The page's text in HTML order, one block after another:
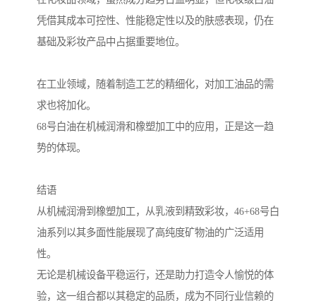
凭借其成本可控性、性能稳定性以及的肤感表现，仍在
基础及彩妆产品中占据重要地位。
在工业领域，随着制造工艺的精细化，对加工油品的需
求也将加化。
68号白油在机械润滑和橡塑加工中的应用，正是这一趋
势的体现。
结语
从机械润滑到橡塑加工，从乳液到精致彩妆，46+68号白
油系列以其多面性能展现了高纯度矿物油的广泛适用
性。
无论是机械设备平稳运行，还是助力打造令人愉悦的体
验，这一组合都以其稳定的品质，成为不同行业信赖的